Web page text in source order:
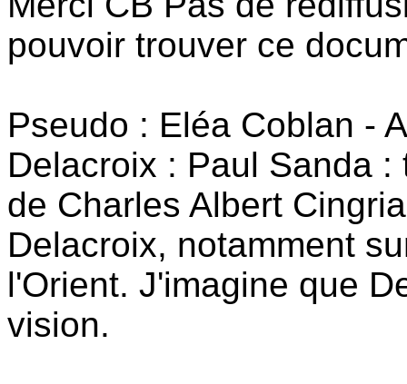
pouvoir trouver ce
Pseudo : Eléa Coblan -
Delacroix : Paul Sanda
de Charles Albert
Delacroix, notamment
l'Orient. J'imagine que
vision.